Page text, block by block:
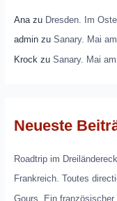
Anazu Dresden. Im
adminzu Sanary. Mai
Krockzu Sanary. Mai
Neueste
Roadtrip im
Frankreich. Toutes
Gours. Ein